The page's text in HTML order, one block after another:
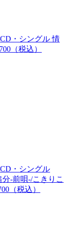
情
（税込）
-前唄-/こきりこ
（税込）